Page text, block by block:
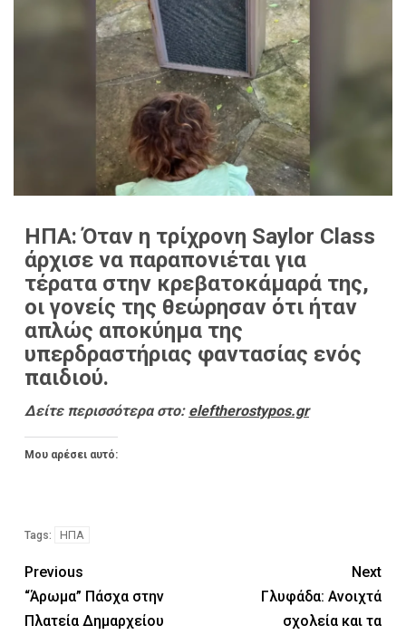
ΗΠΑ: Όταν η τρίχρονη Saylor Class
άρχισε να παραπονιέται για
τέρατα στην κρεβατοκάμαρά της,
οι γονείς της θεώρησαν ότι ήταν
απλώς αποκύημα της
υπερδραστήριας φαντασίας ενός
παιδιού.
Δείτε περισσότερα στο: eleftherostypos.gr
Μου αρέσει αυτό:
Tags: ΗΠΑ
Previous
“Άρωμα” Πάσχα στην
Πλατεία Δημαρχείου
Next
Γλυφάδα: Ανοιχτά
σχολεία και τα